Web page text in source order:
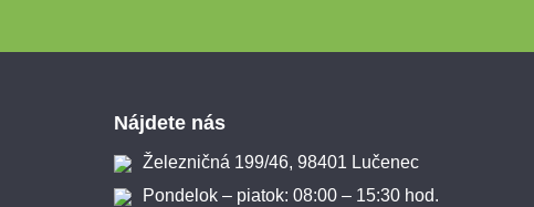
Nájdete nás
Železničná 199/46, 98401 Lučenec
Pondelok – piatok: 08:00 – 15:30 hod.